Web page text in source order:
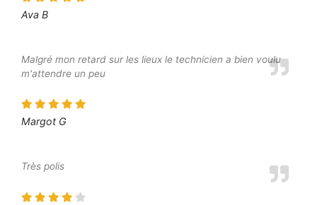
Ava B
Malgré mon retard sur les lieux le technicien a bien voulu
m'attendre un peu
Margot G
Très polis